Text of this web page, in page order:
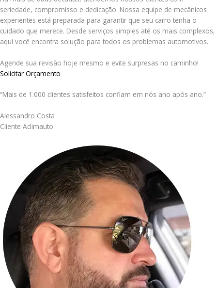
seriedade, compromisso e dedicação. Nossa equipe de mecânicos
experientes está preparada para garantir que seu carro tenha o
cuidado que merece. Desde serviços simples até os mais complexos,
aqui você encontra solução para todos os problemas automotivos.
Agende sua revisão hoje mesmo e evite surpresas no caminho!
Solicitar Orçamento
“Mais de 1.000 clientes satisfeitos confiam em nós ano após ano.”
Alessandro Costa
Cliente Aclimauto